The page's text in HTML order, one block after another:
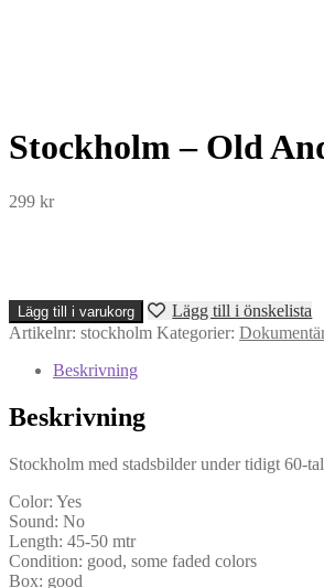
Stockholm – Old
299 kr
Stockholm
-
And
(Super
8)
Lägg till i varukorg
Lägg till i önskelista
Artikelnr: stockholm Kategorier: Dokumentär
Beskrivning
Beskrivning
Stockholm med stadsbilder under tidigt 60-tal
Color: Yes
Sound: No
Length: 45-50 mtr
Condition: good, some faded colors
Box: good